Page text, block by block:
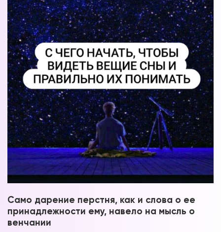
Само дарение перстня, как и слова о ее
принадлежности ему, навело на мысль о
венчании